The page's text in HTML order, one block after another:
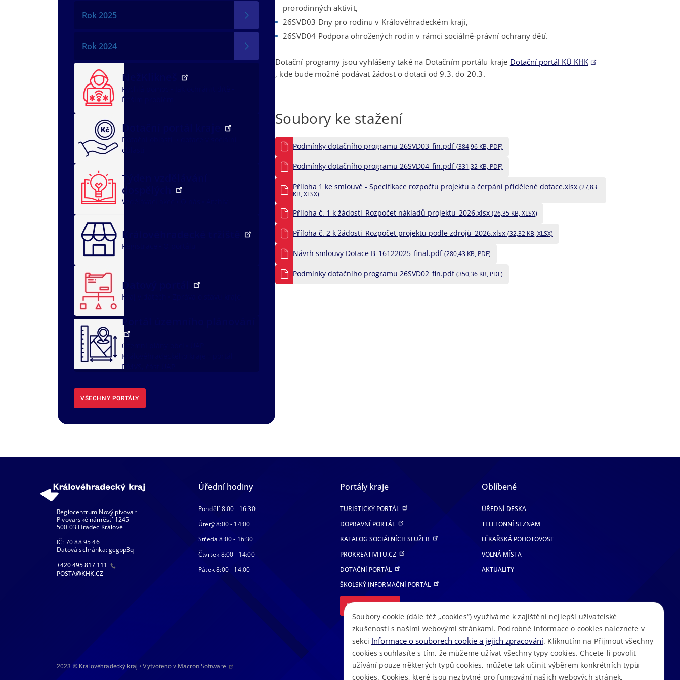
Rok 2025
Rok 2024
NežKlikneš
Rychlá pomoc
Řeším problém
Dotační portál kraje
Dotační oblasti
oblasti
Týden vzdělávání
dospělých
Vzdělávací akce
Královéhradecké tržiště
Registrace
Datový portál
Kraj v datech
Portál územního plánování
územní plány obcí
Královéhradeckého kraje - portál
DMVS, část ÚAP
VŠECHNY PORTÁLY
prorodinných aktivit,
26SVD03 Dny pro rodinu v Královéhradeckém kraji,
26SVD04 Podpora ohrožených rodin v rámci sociálně-právní ochrany dětí.
Dotační programy jsou vyhlášeny také na Dotačním portálu kraje Dotační portál KÚ KHK
, kde bude možné podávat žádost o dotaci od 9.3. do 20.3.
Soubory ke stažení
Podmínky dotačního programu 26SVD03_fin.pdf (384,96 KB, PDF)
Podmínky dotačního programu 26SVD04_fin.pdf (331,32 KB, PDF)
Příloha 1 ke smlouvě - Specifikace rozpočtu projektu a čerpání přidělené dotace.xlsx (27,83
KB, XLSX)
Příloha č. 1 k žádosti_Rozpočet nákladů projektu_2026.xlsx (26,35 KB, XLSX)
Příloha č. 2 k žádosti_Rozpočet projektu podle zdrojů_2026.xlsx (32,32 KB, XLSX)
Návrh smlouvy Dotace B_16122025_final.pdf (280,43 KB, PDF)
Podmínky dotačního programu 26SVD02_fin.pdf (350,36 KB, PDF)
Regiocentrum Nový pivovar
Pivovarské náměstí 1245
500 03 Hradec Králové
IČ: 70 88 95 46
Datová schránka: gcgbp3q
+420 495 817 111
POSTA@KHK.CZ
Úřední hodiny
Pondělí 8:00 - 16:30
Úterý 8:00 - 14:00
Středa 8:00 - 16:30
Čtvrtek 8:00 - 14:00
Pátek 8:00 - 14:00
Portály kraje
TURISTICKÝ PORTÁL
DOPRAVNÍ PORTÁL
KATALOG SOCIÁLNÍCH SLUŽEB
PROKREATIVITU.CZ
DOTAČNÍ PORTÁL
ŠKOLSKÝ INFORMAČNÍ PORTÁL
DALŠÍ PORTÁLY
Oblíbené
ÚŘEDNÍ DESKA
TELEFONNÍ SEZNAM
LÉKAŘSKÁ POHOTOVOST
VOLNÁ MÍSTA
AKTUALITY
2023 © Královéhradecký kraj • Vytvořeno v Macron Software RSS •Mapa stránek•Cookies •Prohlášení o přístupnosti•GDPR
Soubory cookie (dále též „cookies“) využíváme k zajištění nejlepší uživatelské
zkušenosti s našimi webovými stránkami. Podrobné informace o cookies naleznete v
sekci Informace o souborech cookie a jejich zpracování. Kliknutím na Přijmout všechny
cookies souhlasíte s tím, že můžeme užívat všechny typy cookies. Chcete-li povolit
užívání pouze některých typů cookies, můžete tak učinit výběrem konkrétních typů
cookies. Cookies, které jsou nezbytné pro fungování našich webových stránek,